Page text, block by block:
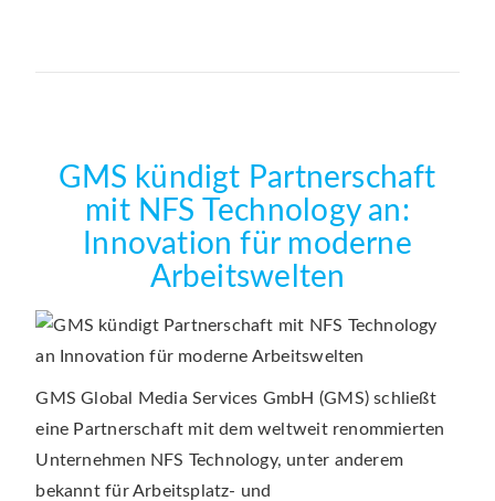
GMS kündigt Partnerschaft
mit NFS Technology an:
Innovation für moderne
Arbeitswelten
GMS Global Media Services GmbH (GMS) schließt
eine Partnerschaft mit dem weltweit renommierten
Unternehmen NFS Technology, unter anderem
bekannt für Arbeitsplatz- und